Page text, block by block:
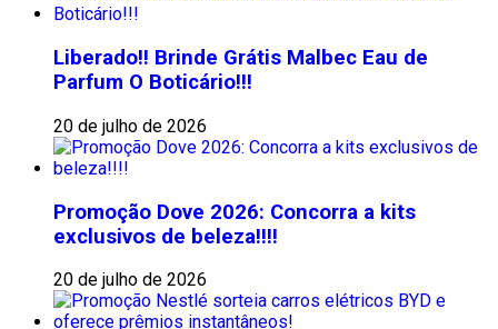
Liberado!! Brinde Grátis Malbec Eau de
Parfum O Boticário!!!
20 de julho de 2026
Promoção Dove 2026: Concorra a kits
exclusivos de beleza!!!!
20 de julho de 2026